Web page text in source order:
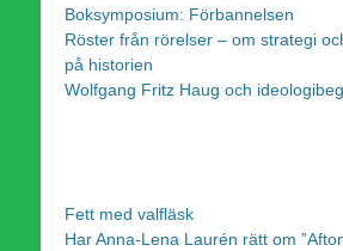
Boksymposium: Förbannelsen
Röster från rörelser – om strategi
på historien
Wolfgang Fritz Haug och
Fett med valfläsk
Har Anna-Lena Laurén rätt om